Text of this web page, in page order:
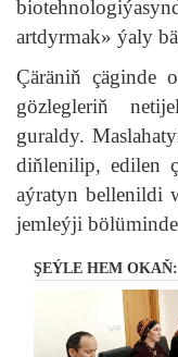
artdyrmak» ýaly
Çäräniň çäginde
gözlegleriň
guraldy.
diňlenilip, edilen
aýratyn bellenildi
jemleýji
ŞEÝLE HEM OKAŇ: